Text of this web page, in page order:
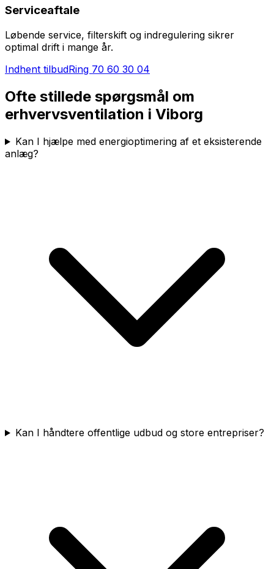
Serviceaftale
Løbende service, filterskift og indregulering sikrer
optimal drift i mange år.
Indhent tilbudRing 70 60 30 04
Ofte stillede spørgsmål om
erhvervsventilation i Viborg
Kan I hjælpe med energioptimering af et eksisterende
anlæg?
Kan I håndtere offentlige udbud og store entrepriser?